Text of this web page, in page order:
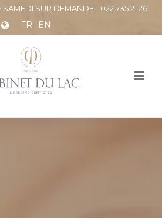
SUR DEMANDE - 022 735 21 26
FR EN